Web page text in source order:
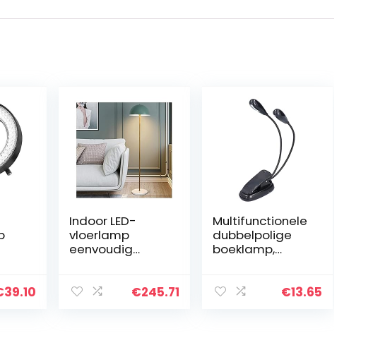
39.10
Indoor LED-
vloerlamp
eenvoudig
staande lamp
€245.71
Multifunctionele
dubbelpolige
boeklamp,
LED-lampkralen,
€13.65